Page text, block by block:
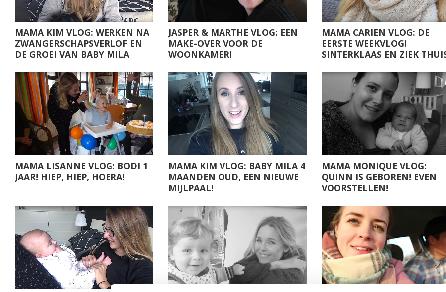
MAMA KIM VLOG: WERKEN NA
ZWANGERSCHAPSVERLOF EN
DE GROEI VAN BABY MILA
JASPER & MARTHE VLOG: EEN
MAKE-OVER VOOR DE
WOONKAMER!
MAMA CARIEN VLOG: DE
EERSTE WEEKVLOG!
SINTERKLAAS EN ZIEK
MAMA LISANNE VLOG: BODI 1
JAAR! HIEP, HIEP, HOERA!
MAMA KIM VLOG: BABY MILA 4
MAANDEN OUD, EEN NIEUWE
MIJLPAAL!
MAMA MONIQUE VLOG:
QUINN IS GEBOREN! EVEN
VOORSTELLEN!